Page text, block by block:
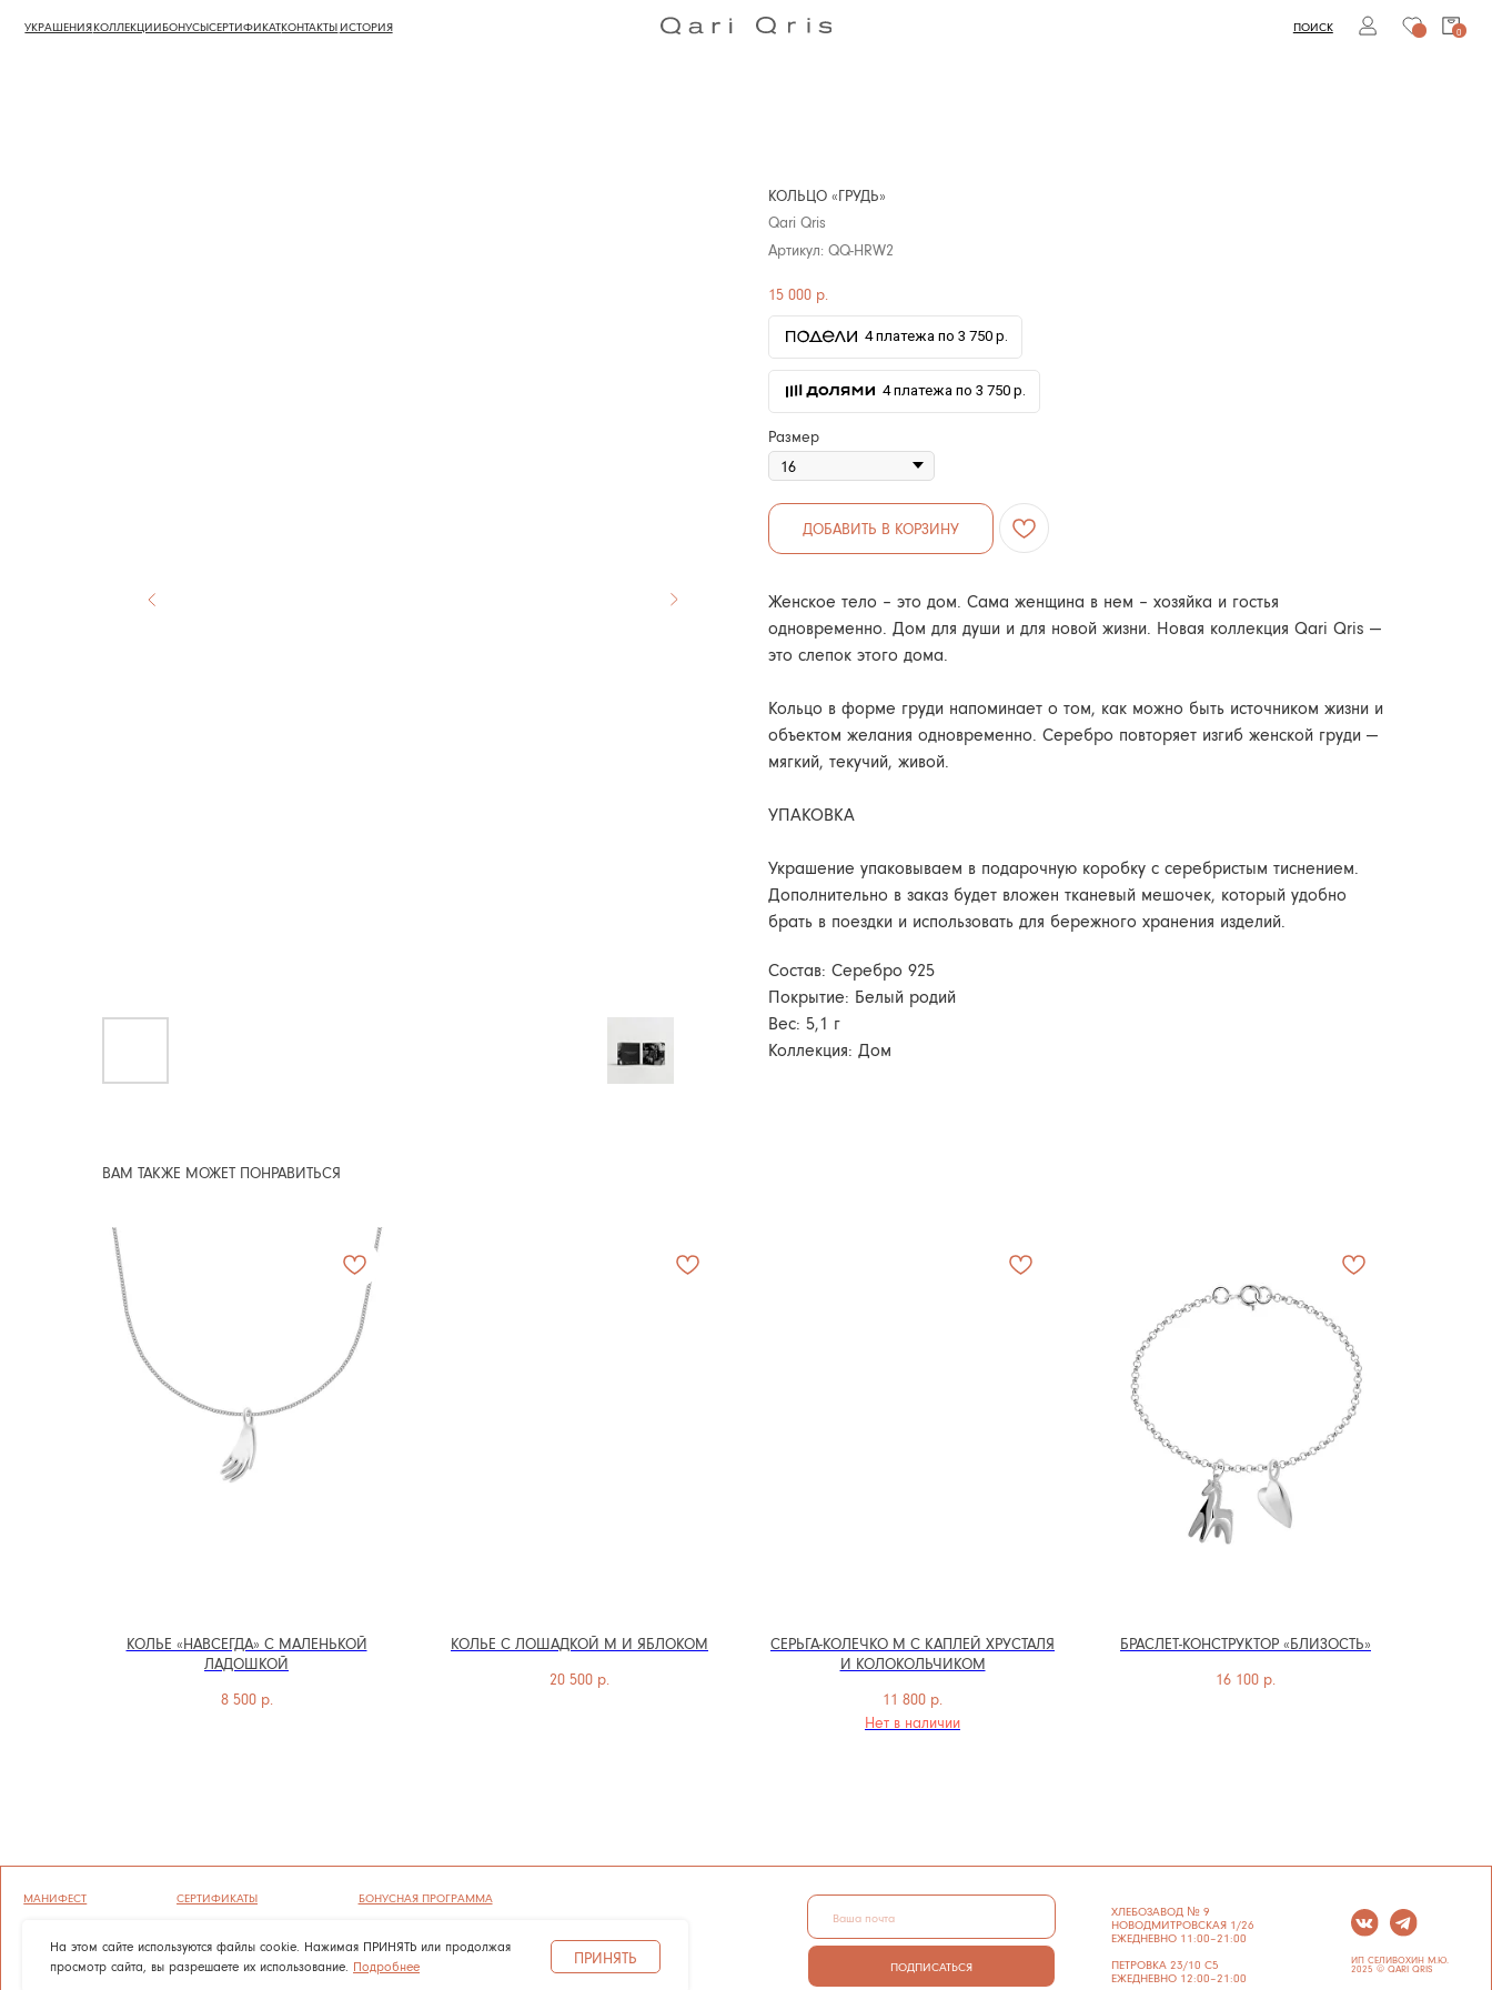
УКРАШЕНИЯКОЛЛЕКЦИИБОНУСЫСЕРТИФИКАТКОНТАКТЫ ИСТОРИЯ 0
КОЛЬЦО «ГРУДЬ»
Qari Qris
Артикул: QQ-HRW2
15 000 р.
4 платежа по 3 750 р.
4 платежа по 3 750 р.
Размер
ДОБАВИТЬ В КОРЗИНУ
Женское тело – это дом. Сама женщина в нем – хозяйка и гостья
одновременно. Дом для души и для новой жизни. Новая коллекция Qari Qris —
это слепок этого дома.
Кольцо в форме груди напоминает о том, как можно быть источником жизни и
объектом желания одновременно. Серебро повторяет изгиб женской груди —
мягкий, текучий, живой.
УПАКОВКА
Украшение упаковываем в подарочную коробку с серебристым тиснением.
Дополнительно в заказ будет вложен тканевый мешочек, который удобно
брать в поездки и использовать для бережного хранения изделий.
Состав: Серебро 925
Покрытие: Белый родий
Вес: 5,1 г
Коллекция: Дом
ВАМ ТАКЖЕ МОЖЕТ ПОНРАВИТЬСЯ
КОЛЬЕ «НАВСЕГДА» С МАЛЕНЬКОЙ
ЛАДОШКОЙ
8 500 р.
КОЛЬЕ С ЛОШАДКОЙ M И ЯБЛОКОМ
20 500 р.
СЕРЬГА-КОЛЕЧКО M С КАПЛЕЙ ХРУСТАЛЯ
И КОЛОКОЛЬЧИКОМ
11 800 р.
Нет в наличии
БРАСЛЕТ-КОНСТРУКТОР «БЛИЗОСТЬ»
16 100 р.
СЕРТИФИКАТЫ
На этом сайте используются файлы cookie. Нажимая ПРИНЯТЬ или продолжая
просмотр сайта, вы разрешаете их использование. Подробнее ПРИНЯТЬ